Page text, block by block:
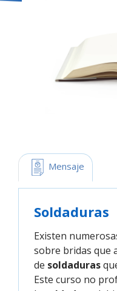
Mensaje
Soldaduras
Existen
sobre bridas que
de soldaduras
Este curso no